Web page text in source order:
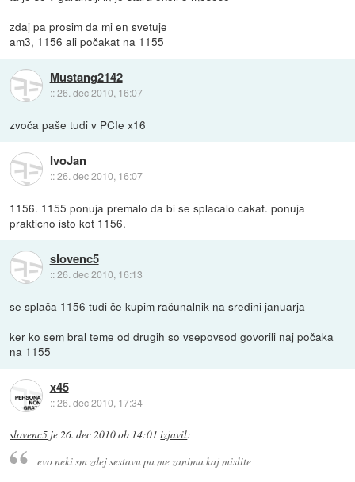
zdaj pa prosim da mi en svetuje
am3, 1156 ali počakat na 1155
Mustang2142
::26. dec 2010, 16:07
zvoča paše tudi v PCIe x16
IvoJan
::26. dec 2010, 16:07
1156. 1155 ponuja premalo da bi se splacalo cakat. ponuja
prakticno isto kot 1156.
slovenc5
::26. dec 2010, 16:13
se splača 1156 tudi če kupim računalnik na sredini januarja
ker ko sem bral teme od drugih so vsepovsod govorili naj počaka
na 1155
x45
::26. dec 2010, 17:34
slovenc5 je26. dec 2010 ob 14:01 izjavil:
evo neki sm zdej sestavu pa me zanima kaj mislite